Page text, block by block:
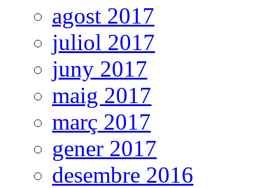
agost 2017
juliol 2017
juny 2017
maig 2017
març 2017
gener 2017
desembre 2016